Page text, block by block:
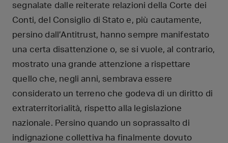
segnalate dalle reiterate relazioni della Corte dei
Conti, del Consiglio di Stato e, più cautamente,
persino dall’Antitrust, hanno sempre manifestato
una certa disattenzione o, se si vuole, al contrario,
mostrato una grande attenzione a rispettare
quello che, negli anni, sembrava essere
considerato un terreno che godeva di un diritto di
extraterritorialità, rispetto alla legislazione
nazionale. Persino quando un soprassalto di
indignazione collettiva ha finalmente dovuto